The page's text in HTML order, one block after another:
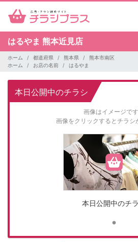
はるやま 熊本近見店
ホーム 都道府県 熊本県
熊本市南区
ホーム
お店の名前 はるやま
本日公開中のチラシ
画像はイメージです
画像をクリックするとチラシ
本日公開中のチ